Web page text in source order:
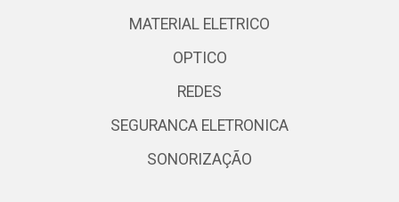
MATERIAL ELETRICO
OPTICO
REDES
SEGURANCA ELETRONICA
SONORIZAÇÃO